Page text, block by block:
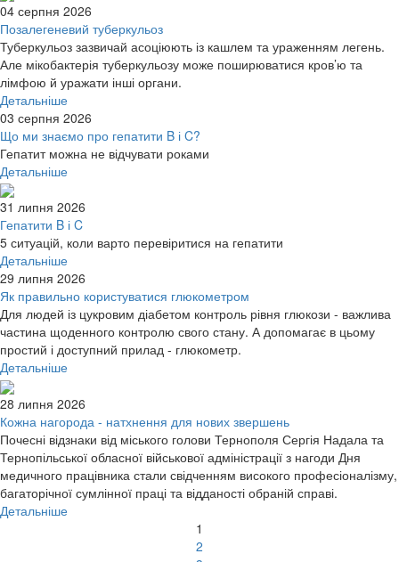
04 серпня 2026
Позалегеневий туберкульоз
Туберкульоз зазвичай асоціюють із кашлем та ураженням легень.
Але мікобактерія туберкульозу може поширюватися кров’ю та
лімфою й уражати інші органи.
Детальніше
03 серпня 2026
Що ми знаємо про гепатити B і C?
Гепатит можна не відчувати роками
Детальніше
31 липня 2026
Гепатити B і C
5 ситуацій, коли варто перевіритися на гепатити
Детальніше
29 липня 2026
Як правильно користуватися глюкометром
Для людей із цукровим діабетом контроль рівня глюкози - важлива
частина щоденного контролю свого стану. А допомагає в цьому
простий і доступний прилад - глюкометр.
Детальніше
28 липня 2026
Кожна нагорода - натхнення для нових звершень
Почесні відзнаки від міського голови Тернополя Сергія Надала та
Тернопільської обласної військової адміністрації з нагоди Дня
медичного працівника стали свідченням високого професіоналізму,
багаторічної сумлінної праці та відданості обраній справі.
Детальніше
1
2